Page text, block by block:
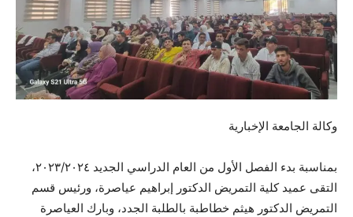
وكالة الجامعة الإخبارية
بمناسبة بدء الفصل الأول من العام الدراسي الجديد ٢٠٢٣/٢٠٢٤،
التقى عميد كلية التمريض الدكتور إبراهيم عياصرة، ورئيس قسم
التمريض الدكتور هيثم خطاطبة بالطلبة الجدد، وبارك العياصرة